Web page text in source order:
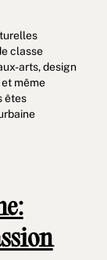
confidentialité
classe
arts, design
même
êtes